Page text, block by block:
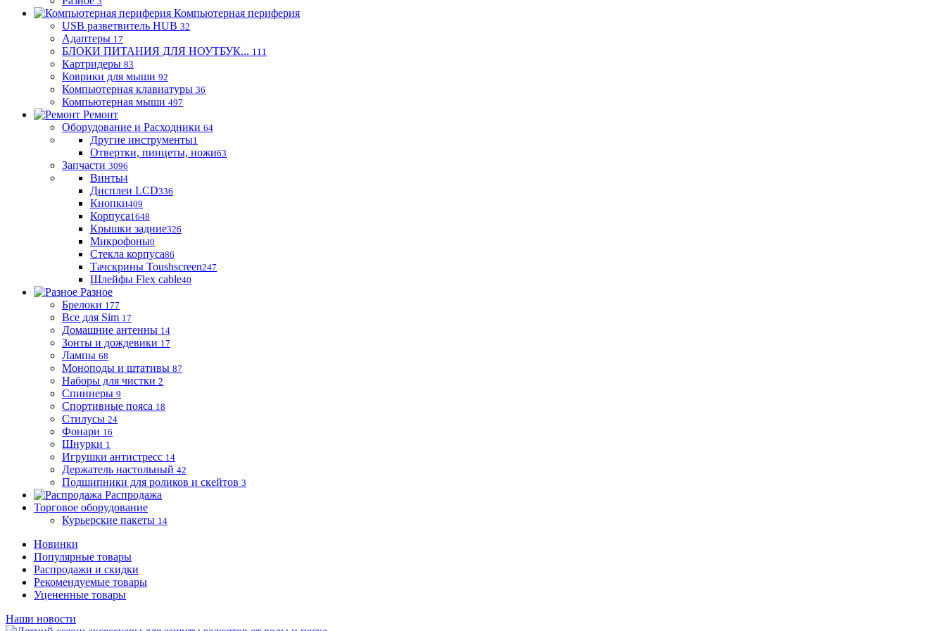
Компьютерная периферия
USB разветвитель HUB 32
Адаптеры 17
БЛОКИ ПИТАНИЯ ДЛЯ НОУТБУК... 111
Картридеры 83
Коврики для мыши 92
Компьютерная клавиатуры 36
Компьютерная мыши 497
Ремонт
Оборудование и Расходники 64
Другие инструменты1
Отвертки, пинцеты, ножи63
Запчасти 3096
Винты4
Дисплеи LCD336
Кнопки409
Корпуса1648
Крышки задние326
Микрофоны0
Стекла корпуса86
Тачскрины Toushscreen247
Шлейфы Flex cable40
Разное
Брелоки 177
Все для Sim 17
Домашние антенны 14
Зонты и дождевики 17
Лампы 68
Моноподы и штативы 87
Наборы для чистки 2
Спиннеры 9
Спортивные пояса 18
Стилусы 24
Фонари 16
Шнурки 1
Игрушки антистресс 14
Держатель настольный 42
Подшипники для роликов и скейтов 3
Распродажа
Торговое оборудование
Курьерские пакеты 14
Новинки
Популярные товары
Распродажи и скидки
Рекомендуемые товары
Уцененные товары
Наши новости